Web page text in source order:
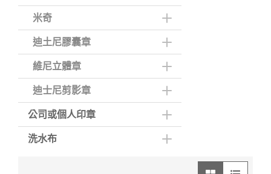
米奇
迪土尼膠囊章
維尼立體章
迪士尼剪影章
公司或個人印章
洗水布
圖像模式 列表模式